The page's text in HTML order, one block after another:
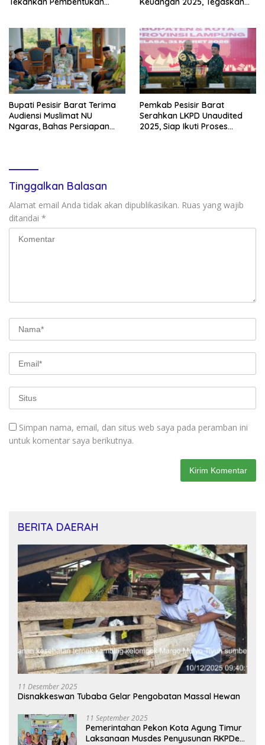
Bupati Pesisir Barat Terima
Audiensi Muslimat NU
Ngaras, Bahas Persiapan
Pemkab Pesisir Barat
Serahkan LKPD Unaudited
2025, Siap Ikuti Proses
Tinggalkan Balasan
Alamat email Anda tidak akan dipublikasikan. Ruas yang wajib
ditandai *
Simpan nama, email, dan situs web saya pada peramban ini
untuk komentar saya berikutnya.
BERITA DAERAH
11 Desember 2025
Disnakkeswan Tubaba Gelar Pengobatan Massal Hewan
11 September 2025
Pemerintahan Pekon Kota Agung Timur
Laksanaan Musdes Penyusunan RKPDes